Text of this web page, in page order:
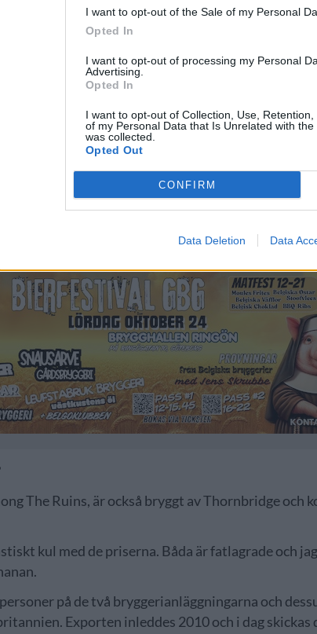
I want to opt-out of the Sale of my Personal
Opted In
I want to opt-out of processing my Personal
Advertising.
Opted In
I want to opt-out of Collection, Use,
of my Personal Data that Is Unrelated with
was collected.
Opted Out
CONFIRM
Data Deletion Data
att
utveckling genom
blivit rejält uppmärksammade den senaste tiden.
sedan och det ölet vann silver på World Beer Cup.
The Ruins, är också bryggt av Thornbridge och
kul med de priserna. Båda är fatlagrade och
på de två bryggerianläggningarna och
Exporten inleddes 2010 och i dag